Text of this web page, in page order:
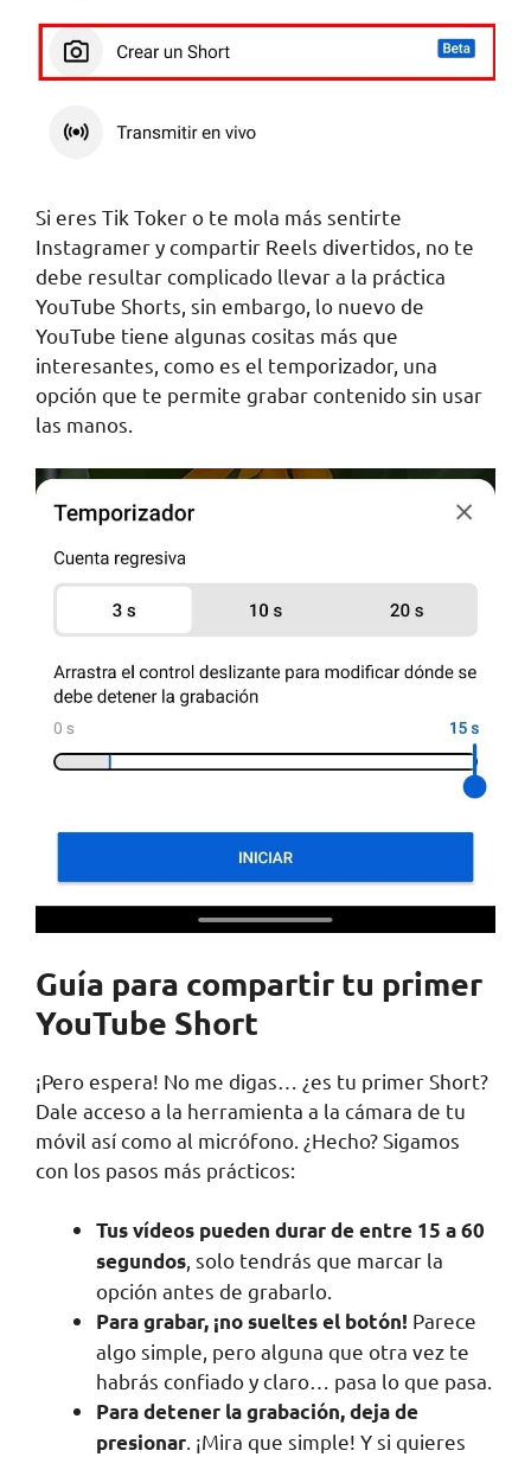
Si eres Tik Toker o te mola más sentirte
Instagramer y compartir Reels divertidos, no te
debe resultar complicado llevar a la práctica
YouTube Shorts, sin embargo, lo nuevo de
YouTube tiene algunas cositas más que
interesantes, como es el temporizador, una
opción que te permite grabar contenido sin usar
las manos.
Guía para compartir tu primer
YouTube Short
¡Pero espera! No me digas… ¿es tu primer Short?
Dale acceso a la herramienta a la cámara de tu
móvil así como al micrófono. ¿Hecho? Sigamos
con los pasos más prácticos:
Tus vídeos pueden durar de entre 15 a 60
segundos , solo tendrás que marcar la
opción antes de grabarlo.
Para grabar, ¡no sueltes el botón! Parece
algo simple, pero alguna que otra vez te
habrás confiado y claro… pasa lo que pasa.
Para detener la grabación, deja de
presionar . ¡Mira que simple! Y si quieres